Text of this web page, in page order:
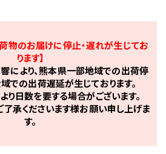
物のお届けに停止・遅れが生じてお
ります】
により、熊本県一部地域での出荷停
での出荷遅延が生じております。
り日数を要する場合がございます。
了承くださいます様お願い申し上げま
す。